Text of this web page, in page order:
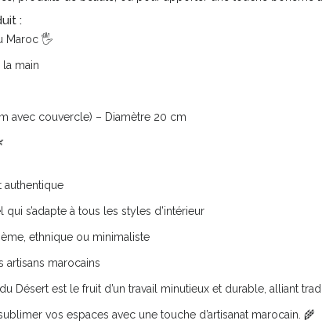
:
Maroc 🖐️
la main
avec couvercle) – Diamètre 20 cm
authentique
s’adapte à tous les styles d’intérieur
ethnique ou minimaliste
artisans marocains
Désert est le fruit d’un travail minutieux et durable, alliant
vos espaces avec une touche d’artisanat marocain. 🌾